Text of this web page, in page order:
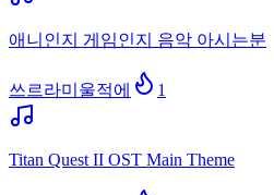
애니인지 게임인지 음악 아시는분
쓰르라미울적에 1
Titan Quest II OST Main Theme